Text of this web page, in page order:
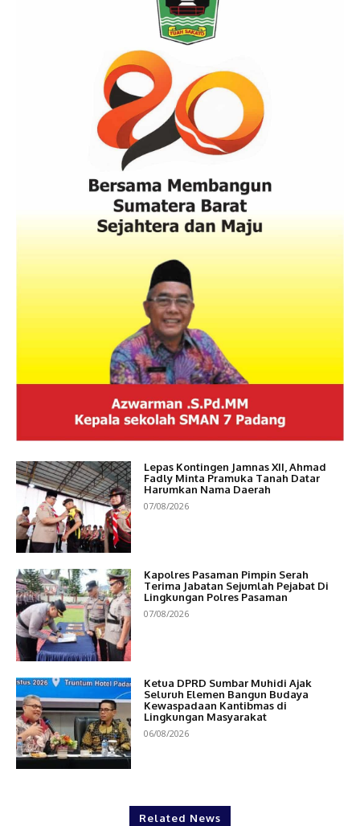
Lepas Kontingen Jamnas XII, Ahmad
Fadly Minta Pramuka Tanah Datar
Harumkan Nama Daerah
07/08/2026
Kapolres Pasaman Pimpin Serah
Terima Jabatan Sejumlah Pejabat Di
Lingkungan Polres Pasaman
07/08/2026
Ketua DPRD Sumbar Muhidi Ajak
Seluruh Elemen Bangun Budaya
Kewaspadaan Kantibmas di
Lingkungan Masyarakat
06/08/2026
Related News